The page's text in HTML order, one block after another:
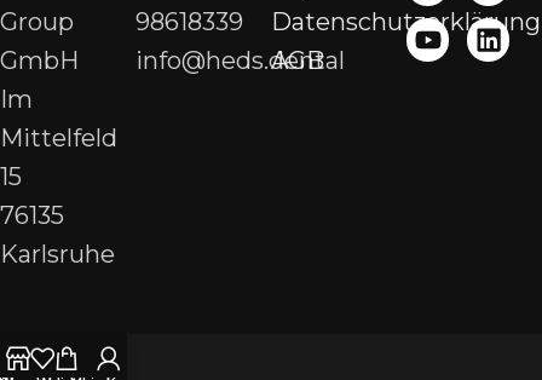
Group
GmbH
Im
Mittelfeld
15
76135
Karlsruhe
98618339
info@heds.dental
Datenschutzerklärung
AGB